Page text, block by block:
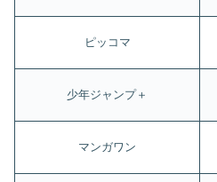
ピッコマ
少年ジャンプ＋
マンガワン